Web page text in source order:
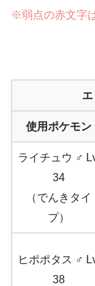
※弱点の赤文字
使用ポケモン
ライチュウ ♂
34
（でんきタイ
プ）
ヒポポタス ♂
38